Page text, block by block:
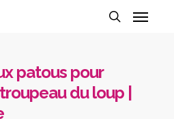
patous pour
du loup |